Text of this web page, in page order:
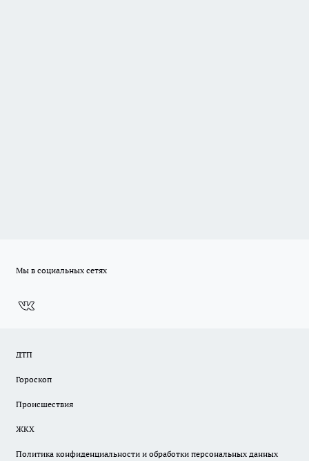
Мы в социальных сетях
ДТП
Гороскоп
Происшествия
ЖКХ
Политика конфиденциальности и обработки персональных данных